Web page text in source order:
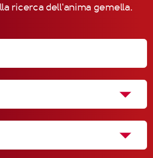
ricerca dell'anima gemella.